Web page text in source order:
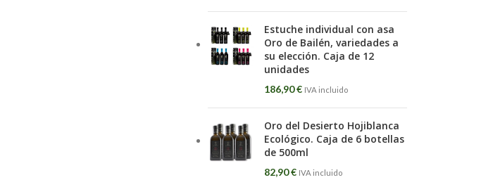
Estuche individual con asa
Oro de Bailén, variedades a
su elección. Caja de 12
unidades
186,90€ IVA incluido
Oro del Desierto Hojiblanca
Ecológico. Caja de 6 botellas
de 500ml
82,90€ IVA incluido